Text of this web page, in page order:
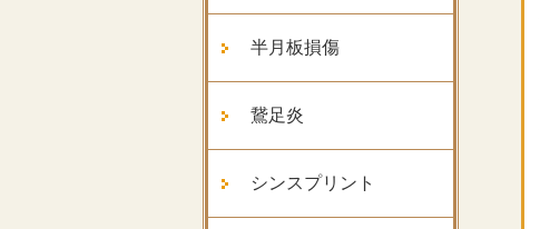
半月板損傷
鵞足炎
シンスプリント